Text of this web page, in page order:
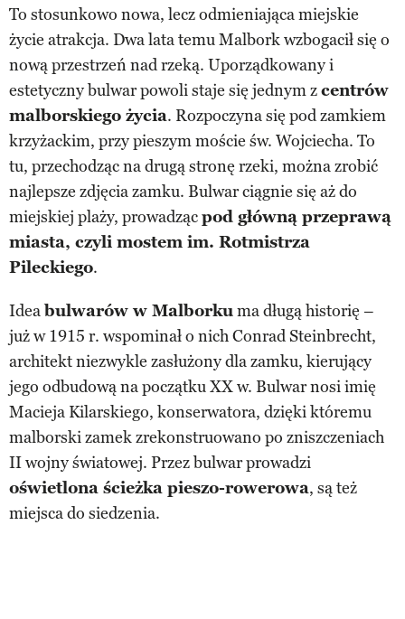
To stosunkowo nowa, lecz odmieniająca miejskie
życie atrakcja. Dwa lata temu Malbork wzbogacił się o
nową przestrzeń nad rzeką. Uporządkowany i
estetyczny bulwar powoli staje się jednym zcentrów
malborskiego życia. Rozpoczyna się pod zamkiem
krzyżackim, przy pieszym moście św. Wojciecha. To
tu, przechodząc na drugą stronę rzeki, można zrobić
najlepsze zdjęcia zamku. Bulwar ciągnie się aż do
miejskiej plaży, prowadzącpod główną przeprawą
miasta, czyli mostem im. Rotmistrza
Pileckiego.
Ideabulwarów w Malborkuma długą historię –
już w 1915 r. wspominał o nich Conrad Steinbrecht,
architekt niezwykle zasłużony dla zamku, kierujący
jego odbudową na początku XX w. Bulwar nosi imię
Macieja Kilarskiego, konserwatora, dzięki któremu
malborski zamek zrekonstruowano po zniszczeniach
II wojny światowej. Przez bulwar prowadzi
oświetlona ścieżka pieszo-rowerowa, są też
miejsca do siedzenia.